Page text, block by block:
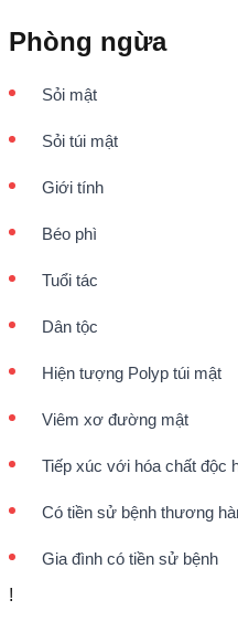
Phòng ngừa
Sỏi mật
Sỏi túi mật
Giới tính
Béo phì
Tuổi tác
Dân tộc
Hiện tượng Polyp túi mật
Viêm xơ đường mật
Tiếp xúc với hóa chất độc
Có tiền sử bệnh thương
Gia đình có tiền sử bệnh
!